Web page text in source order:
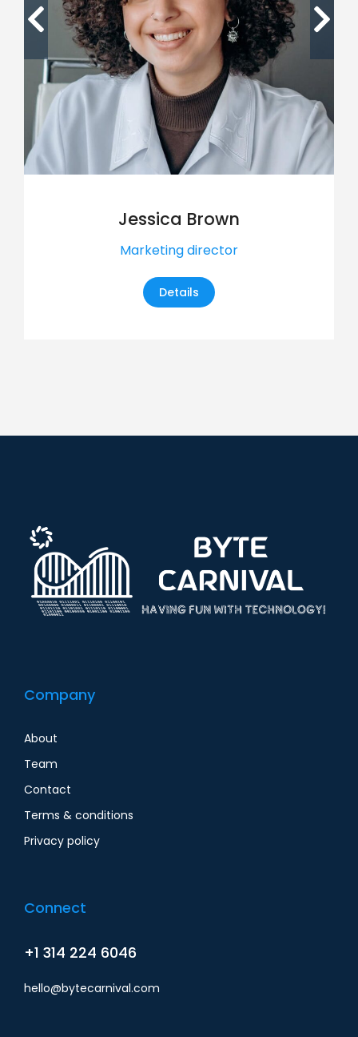
Jessica Brown
Marketing director
Details
Company
About
Team
Contact
Terms & conditions
Privacy policy
Connect
+1 314 224 6046
hello@bytecarnival.com